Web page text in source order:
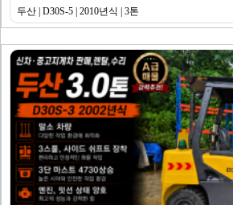
두산 | D30S-5 | 2010년식 | 3톤